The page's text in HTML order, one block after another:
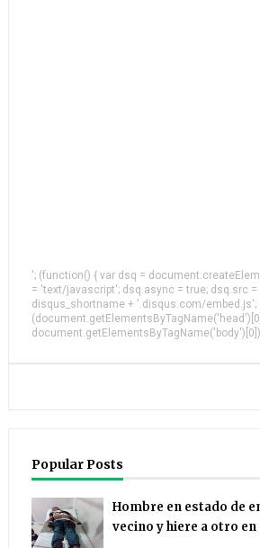
'; (function() { var dsq =
= 'text/javascript'; dsq.async = true; dsq.src
disqus_shortname + '.disqus.com/embed.js';
(document.getElementsByTagName('head')[0]
Popular Posts
Hombre en estado de
vecino y hiere a otro en